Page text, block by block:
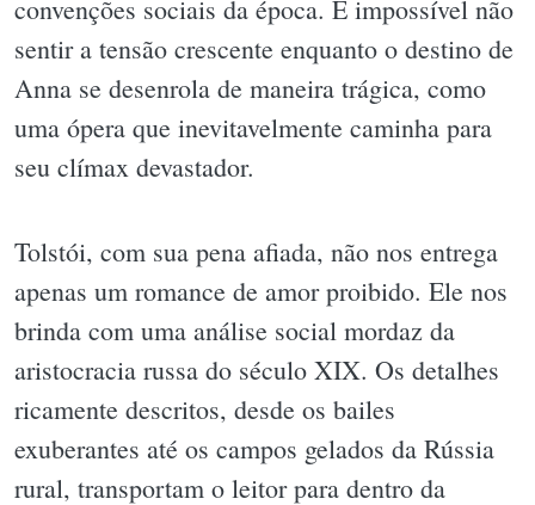
convenções sociais da época. É impossível não
sentir a tensão crescente enquanto o destino de
Anna se desenrola de maneira trágica, como
uma ópera que inevitavelmente caminha para
seu clímax devastador.
Tolstói, com sua pena afiada, não nos entrega
apenas um romance de amor proibido. Ele nos
brinda com uma análise social mordaz da
aristocracia russa do século XIX. Os detalhes
ricamente descritos, desde os bailes
exuberantes até os campos gelados da Rússia
rural, transportam o leitor para dentro da